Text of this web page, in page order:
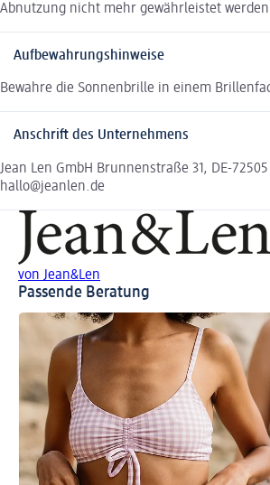
Abnutzung nicht mehr gewährleistet
Aufbewahrungshinweise
Bewahre die Sonnenbrille in einem
Anschrift des Unternehmens
Jean Len GmbH Brunnenstraße 31, DE-
hallo@jeanlen.de
von Jean&Len
Passende Beratung